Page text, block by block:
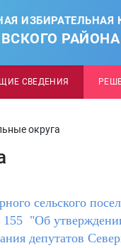
ИЗБИРАТЕЛЬНАЯ
РАЙОНА
СВЕДЕНИЯ
округа
сельского
"Об
депутатов